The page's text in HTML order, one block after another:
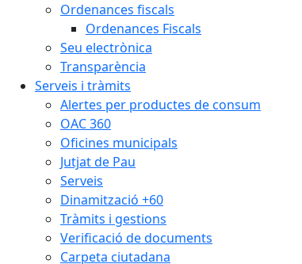
Ordenances fiscals
Ordenances Fiscals
Seu electrònica
Transparència
Serveis i tràmits
Alertes per productes de consum
OAC 360
Oficines municipals
Jutjat de Pau
Serveis
Dinamització +60
Tràmits i gestions
Verificació de documents
Carpeta ciutadana